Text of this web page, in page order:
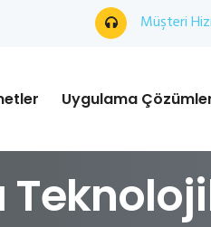
Müşteri
Uygulama